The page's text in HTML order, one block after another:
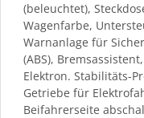
(beleuchtet),
Wagenfarbe,
Warnanlage für
(ABS),
Elektron. Stabilitäts-
Getriebe für
Beifahrerseite